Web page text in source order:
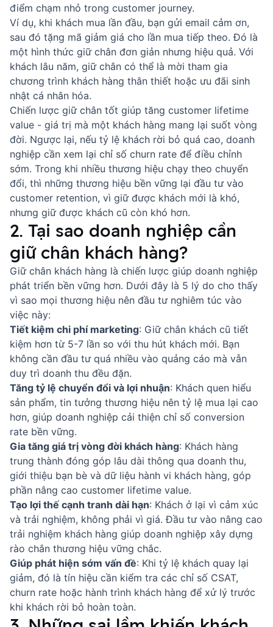
điểm chạm nhỏ trong customer journey.
Ví dụ, khi khách mua lần đầu, bạn gửi email cảm ơn,
sau đó tặng mã giảm giá cho lần mua tiếp theo. Đó là
một hình thức giữ chân đơn giản nhưng hiệu quả. Với
khách lâu năm, giữ chân có thể là mời tham gia
chương trình khách hàng thân thiết hoặc ưu đãi sinh
nhật cá nhân hóa.
Chiến lược giữ chân tốt giúp tăng customer lifetime
value - giá trị mà một khách hàng mang lại suốt vòng
đời. Ngược lại, nếu tỷ lệ khách rời bỏ quá cao, doanh
nghiệp cần xem lại chỉ số churn rate để điều chỉnh
sớm. Trong khi nhiều thương hiệu chạy theo chuyển
đổi, thì những thương hiệu bền vững lại đầu tư vào
customer retention, vì giữ được khách mới là khó,
nhưng giữ được khách cũ còn khó hơn.
2. Tại sao doanh nghiệp cần
giữ chân khách hàng?
Giữ chân khách hàng là chiến lược giúp doanh nghiệp
phát triển bền vững hơn. Dưới đây là 5 lý do cho thấy
vì sao mọi thương hiệu nên đầu tư nghiêm túc vào
việc này:
Tiết kiệm chi phí marketing: Giữ chân khách cũ tiết
kiệm hơn từ 5-7 lần so với thu hút khách mới. Bạn
không cần đầu tư quá nhiều vào quảng cáo mà vẫn
duy trì doanh thu đều đặn.
Tăng tỷ lệ chuyển đổi và lợi nhuận: Khách quen hiểu
sản phẩm, tin tưởng thương hiệu nên tỷ lệ mua lại cao
hơn, giúp doanh nghiệp cải thiện chỉ số conversion
rate bền vững.
Gia tăng giá trị vòng đời khách hàng: Khách hàng
trung thành đóng góp lâu dài thông qua doanh thu,
giới thiệu bạn bè và dữ liệu hành vi khách hàng, góp
phần nâng cao customer lifetime value.
Tạo lợi thế cạnh tranh dài hạn: Khách ở lại vì cảm xúc
và trải nghiệm, không phải vì giá. Đầu tư vào nâng cao
trải nghiệm khách hàng giúp doanh nghiệp xây dựng
rào chắn thương hiệu vững chắc.
Giúp phát hiện sớm vấn đề: Khi tỷ lệ khách quay lại
giảm, đó là tín hiệu cần kiểm tra các chỉ số CSAT,
churn rate hoặc hành trình khách hàng để xử lý trước
khi khách rời bỏ hoàn toàn.